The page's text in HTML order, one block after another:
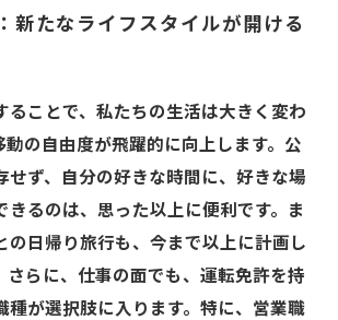
新たなライフスタイルが開ける
ることで、私たちの生活は大きく変わ
動の自由度が飛躍的に向上します。公
せず、自分の好きな時間に、好きな場
きるのは、思った以上に便利です。ま
の日帰り旅行も、今まで以上に計画し
さらに、仕事の面でも、運転免許を持
種が選択肢に入ります。特に、営業職